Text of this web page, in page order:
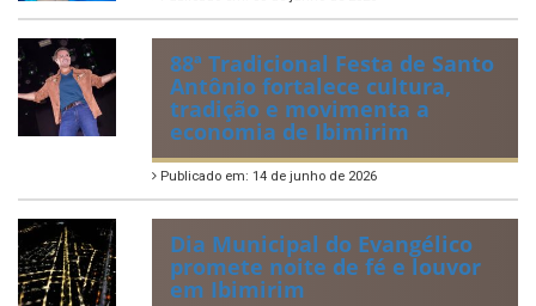
88ª Tradicional Festa de Santo
Antônio fortalece cultura,
tradição e movimenta a
economia de Ibimirim
Publicado em: 14 de junho de 2026
Dia Municipal do Evangélico
promete noite de fé e louvor
em Ibimirim